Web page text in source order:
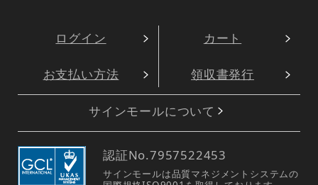
ログイン カート
お支払い方法 領収書発行
サインモールについて
認証No.7957522453
サインモールは品質マネジメントシステムの